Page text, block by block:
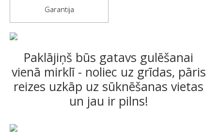
Garantija
Paklājiņš būs gatavs gulēšanai
vienā mirklī - noliec uz grīdas, pāris
reizes uzkāp uz sūknēšanas vietas
un jau ir pilns!